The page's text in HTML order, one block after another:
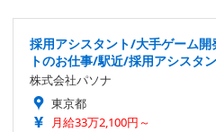
採用アシスタント/大手ゲーム
トのお仕事/駅近/採用アシスタ
株式会社パソナ
東京都
月給33万2,100円～